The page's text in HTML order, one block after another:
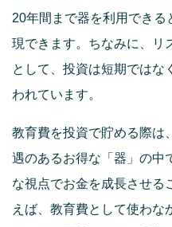
20年間まで器を利用でき
現できます。ちなみに、リ
として、投資は短期ではな
われています。
教育費を投資で貯める際は
遇のあるお得な「器」の中
な視点でお金を成長させる
えば、教育費として使わな